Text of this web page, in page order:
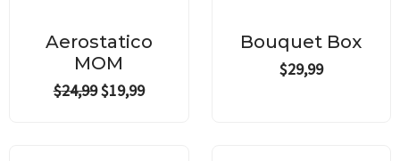
Aerostatico
MOM
$24,99
was:
$24,99.
$19,99
is:
Bouquet Box
$29,99